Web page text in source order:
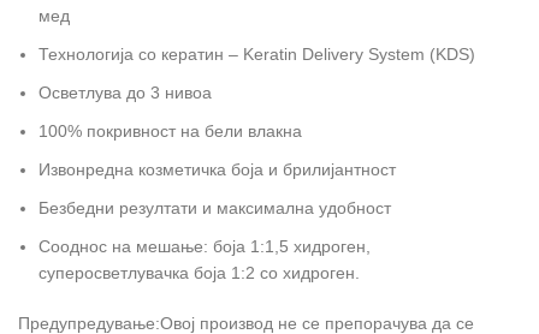
мед
Технологија со кератин – Keratin Delivery System (KDS)
Осветлува до 3 нивоа
100% покривност на бели влакна
Извонредна козметичка боја и брилијантност
Безбедни резултати и максимална удобност
Сооднос на мешање: боја 1:1,5 хидроген,
суперосветлувачка боја 1:2 со хидроген.
Предупредување:Овој производ не се препорачува да се